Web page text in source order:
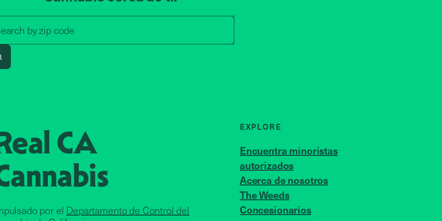
byzip code
Search by zip code, address, or store name
CA
por el Departamento de Control del
EXPLORE
Encuentra minoristas
autorizados
Acerca de nosotros
The Weeds
Concesionarios